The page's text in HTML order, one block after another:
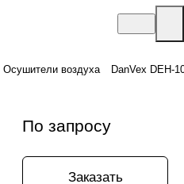
Осушители воздуха DanVex DEH-
По запросу
Заказать